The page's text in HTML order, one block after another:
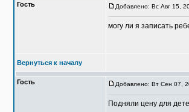
Гость Добавлено: Вс Авг 15,
могу ли я записать
Вернуться к началу
Гость Добавлено: Вт Сен 07,
Подняли цену для